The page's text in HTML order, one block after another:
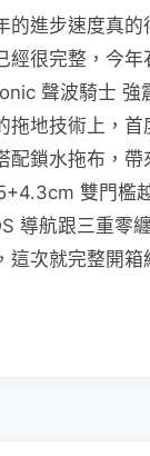
的進步速度真
經很完整，今
聲波騎士 強
拖地技術上，
配鎖水拖布，帶
雙門檻
導航跟三重零
這次就完整開箱